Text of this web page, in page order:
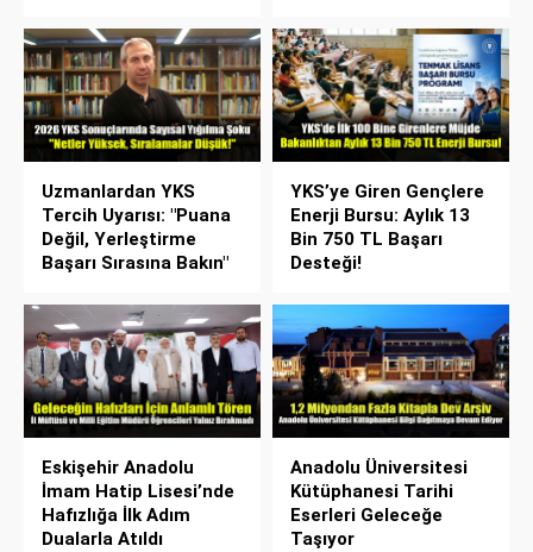
Uzmanlardan YKS
Tercih Uyarısı: "Puana
Değil, Yerleştirme
Başarı Sırasına Bakın"
YKS’ye Giren Gençlere
Enerji Bursu: Aylık 13
Bin 750 TL Başarı
Desteği!
Eskişehir Anadolu
İmam Hatip Lisesi’nde
Hafızlığa İlk Adım
Dualarla Atıldı
Anadolu Üniversitesi
Kütüphanesi Tarihi
Eserleri Geleceğe
Taşıyor